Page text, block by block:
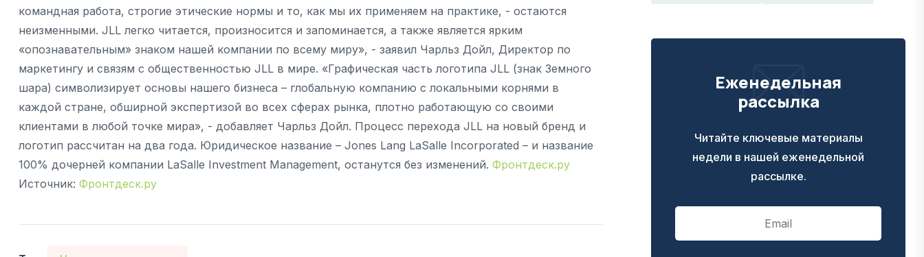
командная работа, строгие этические нормы и то, как мы их применяем на практике, - остаются
неизменными. JLL легко читается, произносится и запоминается, а также является ярким
«опознавательным» знаком нашей компании по всему миру», - заявил Чарльз Дойл, Директор по
маркетингу и связям с общественностью JLL в мире. «Графическая часть логотипа JLL (знак Земного
шара) символизирует основы нашего бизнеса – глобальную компанию с локальными корнями в
каждой стране, обширной экспертизой во всех сферах рынка, плотно работающую со своими
клиентами в любой точке мира», - добавляет Чарльз Дойл. Процесс перехода JLL на новый бренд и
логотип рассчитан на два года. Юридическое название – Jones Lang LaSalle Incorporated – и название
100% дочерней компании LaSalle Investment Management, останутся без изменений. Фронтдеск.ру
Источник: Фронтдеск.ру
Еженедельная
рассылка
Читайте ключевые материалы
недели в нашей еженедельной
рассылке.